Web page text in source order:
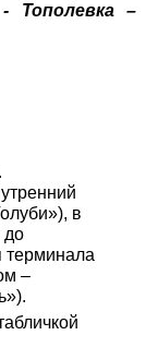
Тополевка –
в
до
терминала
–